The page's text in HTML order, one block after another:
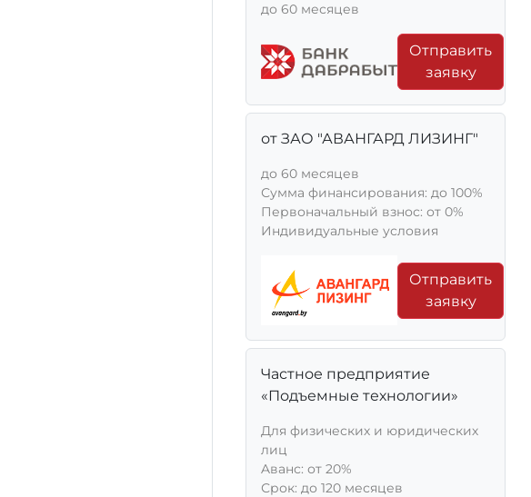
до 60 месяцев
Отправить
заявку
от ЗАО "АВАНГАРД ЛИЗИНГ"
до 60 месяцев
Сумма финансирования: до 100%
Первоначальный взнос: от 0%
Индивидуальные условия
Отправить
заявку
Частное предприятие
«Подъемные технологии»
Для физических и юридических
лиц
Aванс: от 20%
Срок: до 120 месяцев